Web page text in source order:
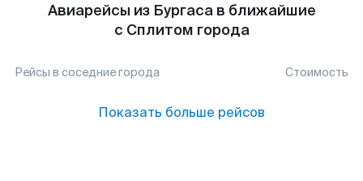
Авиарейсы из Бургаса в ближайшие
с Сплитом города
Рейсы в соседние города Стоимость
Показать больше рейсов